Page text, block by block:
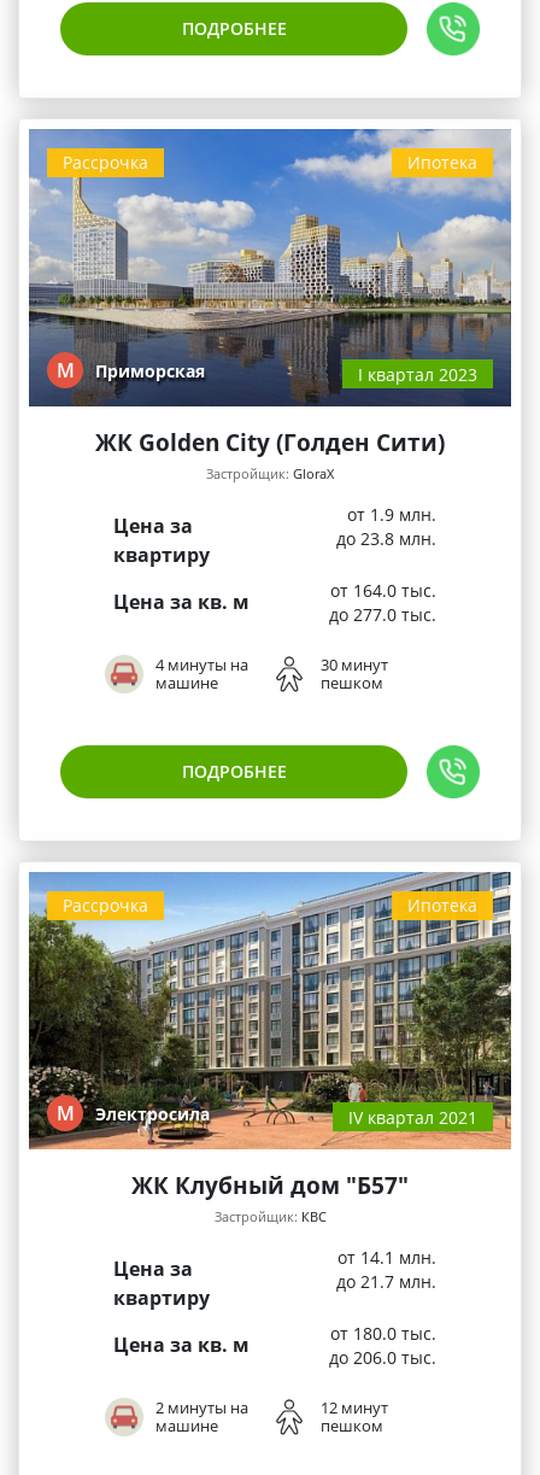
ПОДРОБНЕЕ
Ипотека
Рассрочка
М Приморская I квартал 2023
ЖК Golden City (Голден Сити)
Застройщик: GloraX
Цена за
квартиру
от 1.9 млн.
до 23.8 млн.
Цена за кв. м
от 164.0 тыс.
до 277.0 тыс.
4 минуты на
машине
30 минут
пешком
ПОДРОБНЕЕ
Ипотека
Рассрочка
М Электросила IV квартал 2021
ЖК Клубный дом "Б57"
Застройщик: КВС
Цена за
квартиру
от 14.1 млн.
до 21.7 млн.
Цена за кв. м
от 180.0 тыс.
до 206.0 тыс.
2 минуты на
машине
12 минут
пешком